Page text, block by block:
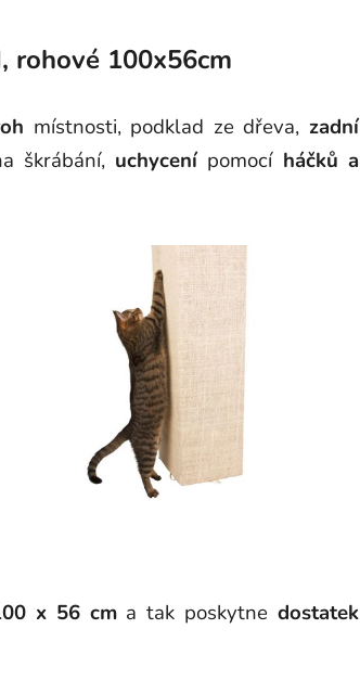
rohové 100x56cm
místnosti, podklad ze dřeva, zadní
škrábání, uchycenípomocí háčků a
x 56 cm a tak poskytne dostatek